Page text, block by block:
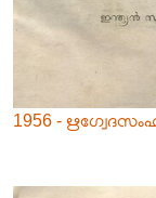
1956 -